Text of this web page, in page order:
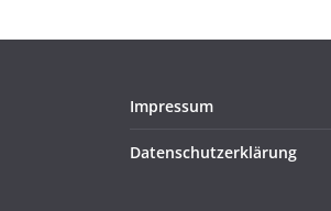
Impressum
Datenschutzerklärung